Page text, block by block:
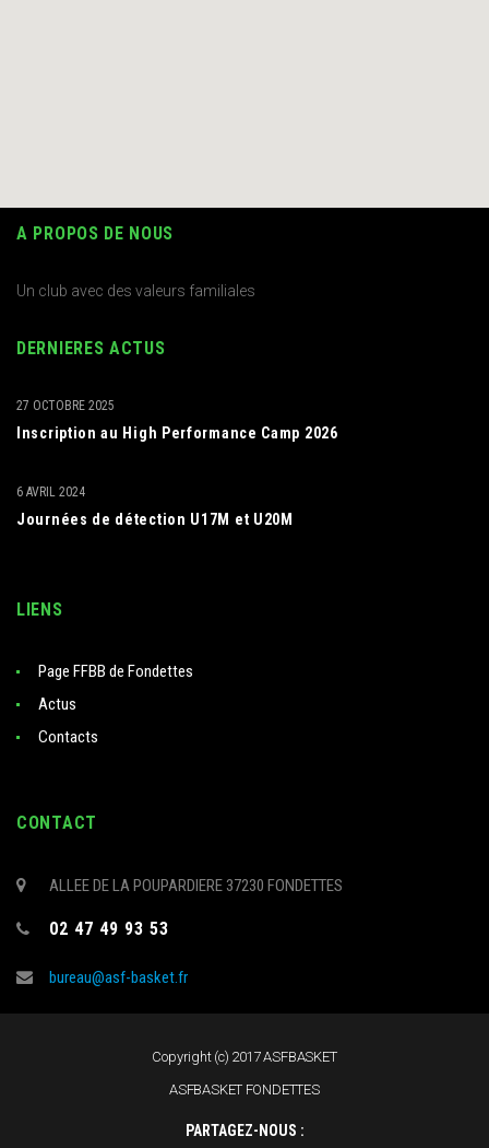
A PROPOS DE NOUS
Un club avec des valeurs familiales
DERNIERES ACTUS
Inscription au High Performance Camp 2026
27 OCTOBRE 2025
Journées de détection U17M et U20M
6 AVRIL 2024
LIENS
Page FFBB de Fondettes
Actus
Contacts
CONTACT
ALLEE DE LA POUPARDIERE 37230 FONDETTES
02 47 49 93 53
bureau@asf-basket.fr
Copyright (c) 2017 ASFBASKET
ASFBASKET FONDETTES
PARTAGEZ-NOUS :